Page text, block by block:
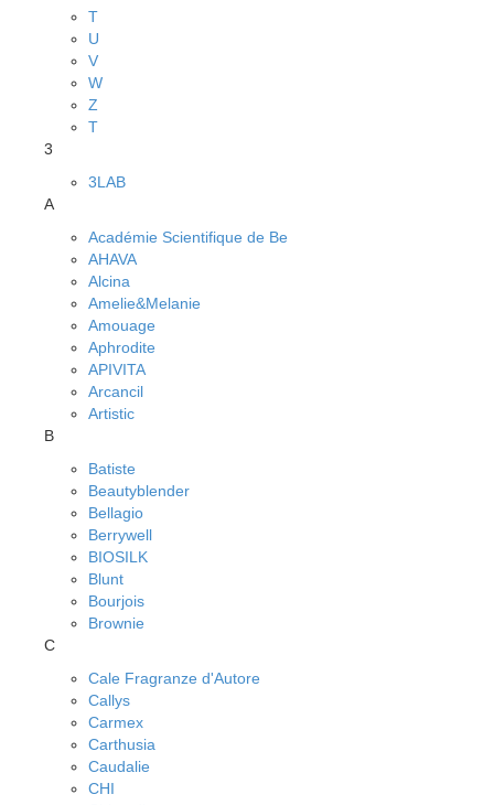
T
U
V
W
Z
Т
3
3LAB
A
Académie Scientifique de Be
AHAVA
Alcina
Amelie&Melanie
Amouage
Aphrodite
APIVITA
Arcancil
Artistic
B
Batiste
Beautyblender
Bellagio
Berrywell
BIOSILK
Blunt
Bourjois
Brownie
C
Cale Fragranze d'Autore
Callys
Carmex
Carthusia
Caudalie
CHI